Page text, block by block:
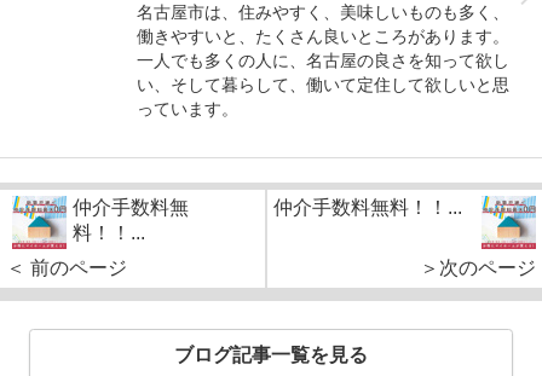
名古屋市は、住みやすく、美味しいものも多く、
働きやすいと、たくさん良いところがあります。
一人でも多くの人に、名古屋の良さを知って欲し
い、そして暮らして、働いて定住して欲しいと思
っています。
仲介手数料無
料！！...
＜ 前のページ
仲介手数料無料！！...
＞次のページ
ブログ記事一覧を見る